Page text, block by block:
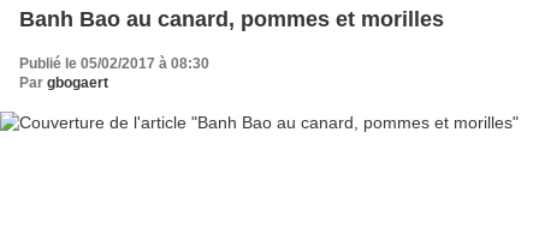
Banh Bao au canard, pommes et morilles
Publié le 05/02/2017 à 08:30
Par gbogaert